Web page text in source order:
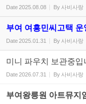
Date2025.08.08 By 사비사랑
부여 여흥민씨고택 운
Date2025.01.31 By 사비사랑
미니 파우치 보관중입
Date2026.07.31 By 사비사랑
부여왕릉원 아트뮤지